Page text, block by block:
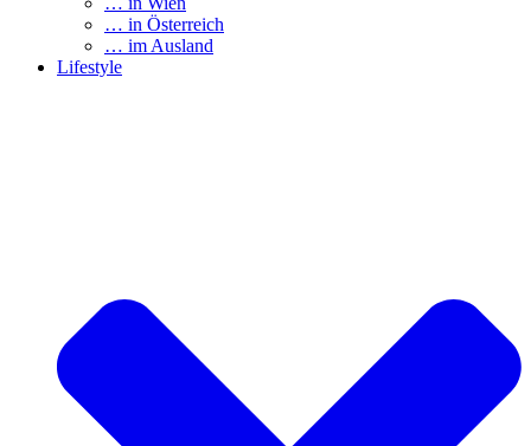
… in Österreich
… im Ausland
Lifestyle